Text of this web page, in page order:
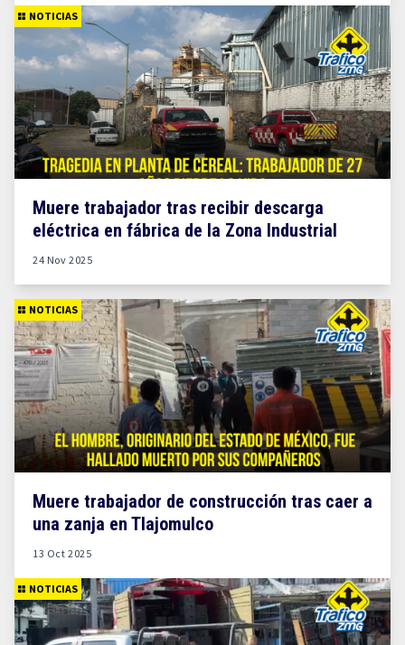
NOTICIAS
Muere trabajador tras recibir descarga
eléctrica en fábrica de la Zona Industrial
24 Nov 2025
NOTICIAS
Muere trabajador de construcción tras caer a
una zanja en Tlajomulco
13 Oct 2025
NOTICIAS